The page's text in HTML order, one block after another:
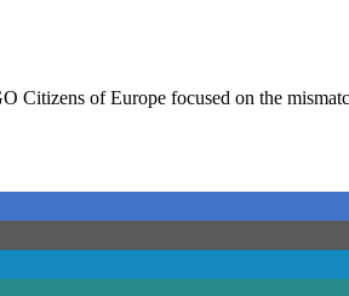
of Europe focused on the